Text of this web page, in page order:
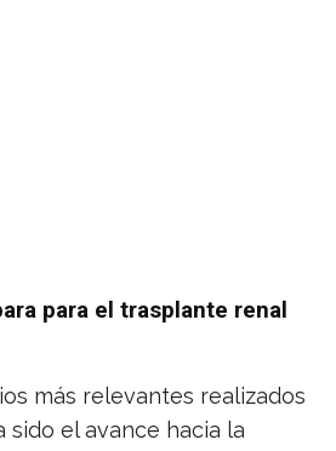
para el trasplante renal
más relevantes realizados
sido el avance hacia la